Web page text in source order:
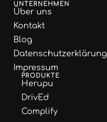
UNTERNEHMEN
Über uns
Kontakt
Blog
Datenschutzerklärung
Impressum
PRODUKTE
Herupu
DrivEd
Complify